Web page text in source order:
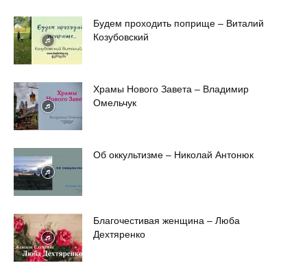
Будем проходить поприще – Виталий
Козубовский
Храмы Нового Завета – Владимир
Омельчук
Об оккультизме – Николай Антонюк
Благочестивая женщина – Люба
Дехтяренко